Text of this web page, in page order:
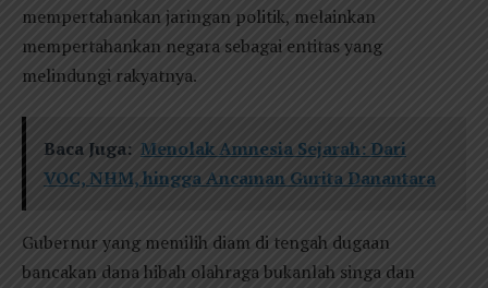
mempertahankan jaringan politik, melainkan
mempertahankan negara sebagai entitas yang
melindungi rakyatnya.
Baca Juga: Menolak Amnesia Sejarah: Dari
VOC, NHM, hingga Ancaman Gurita Danantara
Gubernur yang memilih diam di tengah dugaan
bancakan dana hibah olahraga bukanlah singa dan